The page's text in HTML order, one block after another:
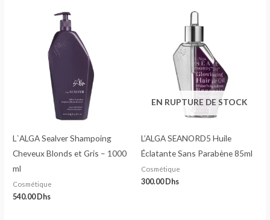
L`ALGA Sealver Shampoing
Cheveux Blonds et Gris – 1000
ml
Cosmétique
540.00 Dhs
EN RUPTURE DE STOCK
L’ALGA SEANORD5 Huile
Éclatante Sans Parabène 85ml
Cosmétique
300.00 Dhs